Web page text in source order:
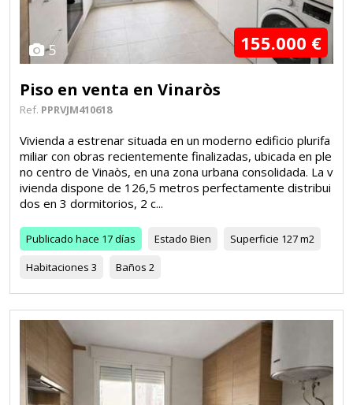
5 155.000 €
Piso en venta en Vinaròs
Ref. PPRVJM410618
Vivienda a estrenar situada en un moderno edificio plurifa
miliar con obras recientemente finalizadas, ubicada en ple
no centro de Vinaòs, en una zona urbana consolidada. La v
ivienda dispone de 126,5 metros perfectamente distribui
dos en 3 dormitorios, 2 c...
Publicado hace 17 días Estado Bien Superficie 127 m2
Habitaciones 3 Baños 2